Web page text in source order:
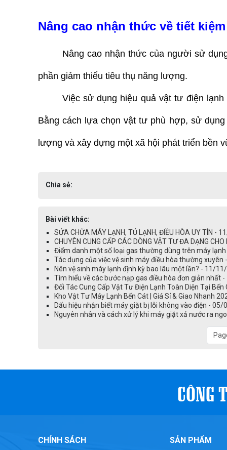
Nâng cao nhận thức về tiết
Nâng cao nhận thức của người sử
phần giảm thiểu tiêu thụ năng lượng.
Việc sử dụng hiệu quả vật tư điện
Bằng cách lựa chọn vật tư phù hợp, sử
lượng và xây dựng một xã hội phát triển bền
Chia sẻ:
Bài viết khác:
SỬA CHỮA MÁY LẠNH, TỦ LẠNH, ĐIỀU HÒA UY TÍN -
CHUYÊN CUNG CẤP CÁC DÒNG VẬT TƯ ĐA DẠNG
Điểm danh một số loại gas thường dùng trên máy
Tác dụng của việc vệ sinh máy điều hòa thường
Nên vệ sinh máy lạnh định kỳ bao lâu một lần? - 11/
Tìm hiểu về các bước nạp gas điều hòa đơn giản nhất
Đối Tác Cung Cấp Vật Tư Điện Lạnh Toàn Diện Tại
Kho Vật Tư Máy Lạnh Bến Cát | Giá Sỉ & Giao Nhanh
Dấu hiệu nhận biết máy giặt bị lỗi không vào điện - 05/
Nguyên nhân và cách xử lý khi máy giặt xả nước ra
CÔNG
CHÍNH SÁCH SẢN PHẨM